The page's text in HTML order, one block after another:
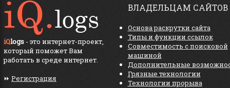
iQlogs - это интернет-проект,
который поможет Вам
работать в среде интернет.
⏩ Регистрация
ВЛАДЕЛЬЦАМ САЙТОВ
Основа раскрутки сайта
Типы и функции ссылок
Совместимость с поисковой
машиной
Дополнительные
Грязные технологии
Технологии прорыва